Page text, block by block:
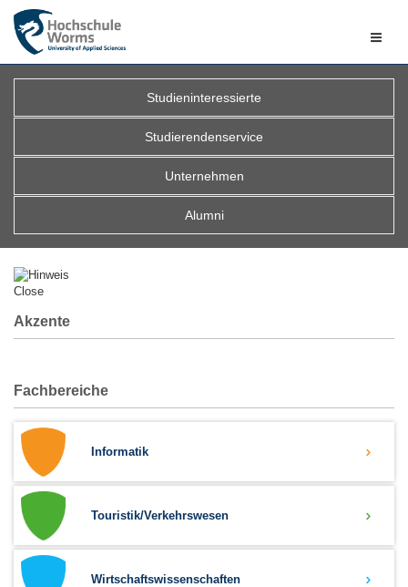
Studieninteressierte
Studierendenservice
Unternehmen
Alumni
Close
Akzente
Fachbereiche
Informatik
Touristik/Verkehrswesen
Wirtschaftswissenschaften